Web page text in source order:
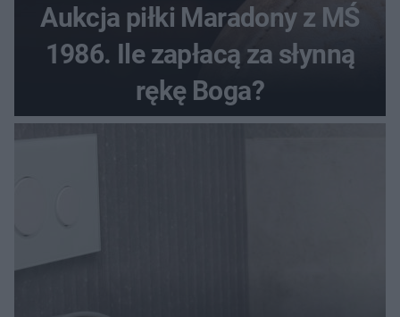
Aukcja piłki Maradony z MŚ
1986. Ile zapłacą za słynną
rękę Boga?